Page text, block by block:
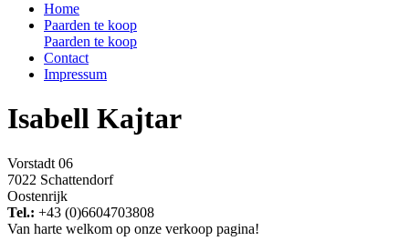
Home
Paarden te koop
Paarden te koop
Contact
Impressum
Isabell Kajtar
Vorstadt 06
7022 Schattendorf
Oostenrijk
Tel.: +43 (0)6604703808
Van harte welkom op onze verkoop pagina!